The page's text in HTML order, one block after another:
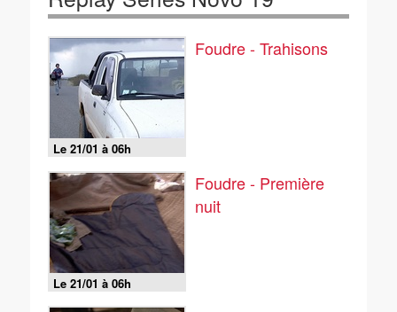
Le 21/01 à 06h
Foudre - Trahisons
Le 21/01 à 06h
Foudre - Première
nuit